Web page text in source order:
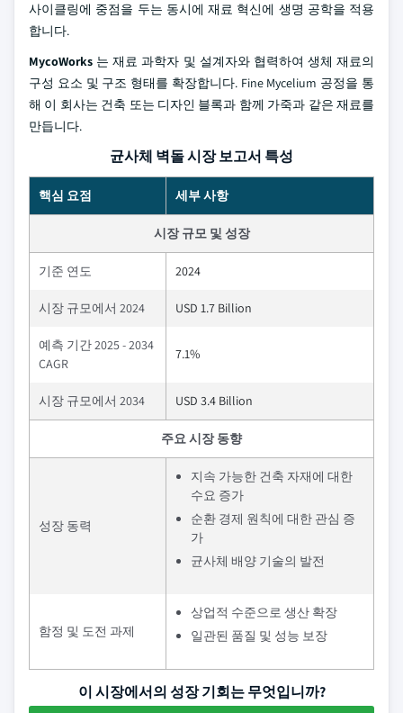
사이클링에 중점을 두는 동시에 재료 혁신에 생명 공학을 적용
합니다.
MycoWorks 는 재료 과학자 및 설계자와 협력하여 생체 재료의
구성 요소 및 구조 형태를 확장합니다. Fine Mycelium 공정을 통
해 이 회사는 건축 또는 디자인 블록과 함께 가죽과 같은 재료를
만듭니다.
균사체 벽돌 시장 보고서 특성
핵심 요점 세부 사항
시장 규모 및 성장
기준 연도 2024
시장 규모에서 2024 USD 1.7 Billion
예측 기간 2025 - 2034
CAGR
7.1%
시장 규모에서 2034 USD 3.4 Billion
주요 시장 동향
성장 동력
지속 가능한 건축 자재에 대한
수요 증가
순환 경제 원칙에 대한 관심 증
가
균사체 배양 기술의 발전
함정 및 도전 과제
상업적 수준으로 생산 확장
일관된 품질 및 성능 보장
이 시장에서의 성장 기회는 무엇입니까?